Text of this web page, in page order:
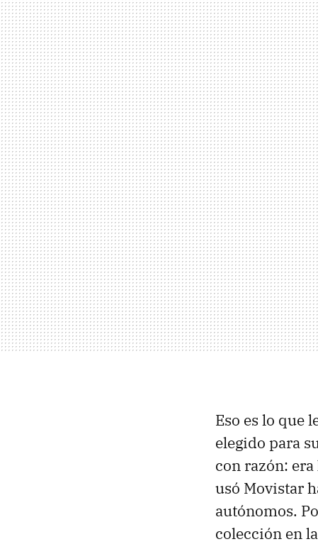
Eso es lo que
elegido para
con razón: era
usó Movistar
autónomos.
colección en